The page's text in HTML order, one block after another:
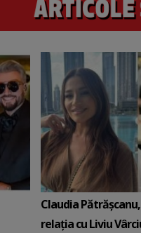
Claudia
relația cu Liviu